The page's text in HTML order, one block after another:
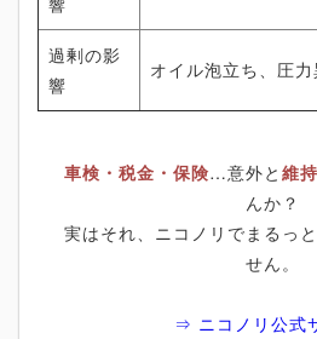
過剰の影
響
オイル泡立ち、圧
車検・税金・保険…意外と 維
んか？
実はそれ、ニコノリでまるっ
せん。
⇒ ニコノリ公式